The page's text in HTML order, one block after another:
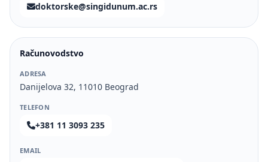
doktorske@singidunum.ac.rs
Računovodstvo
ADRESA
Danijelova 32, 11010 Beograd
TELEFON
+381 11 3093 235
EMAIL